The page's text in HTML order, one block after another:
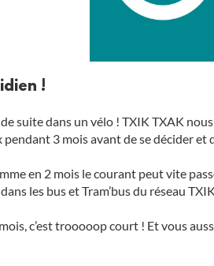
!
suite dans un vélo ! TXIK TXAK
3 mois avant de se décider et
en 2 mois le courant peut vite
les bus et Tram’bus du réseau
c’est trooooop court ! Et vous